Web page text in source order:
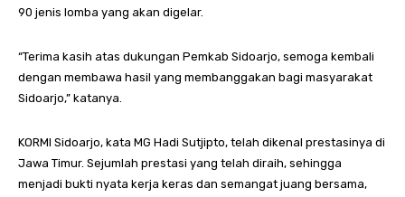
90 jenis lomba yang akan digelar.
“Terima kasih atas dukungan Pemkab Sidoarjo, semoga kembali
dengan membawa hasil yang membanggakan bagi masyarakat
Sidoarjo,” katanya.
KORMI Sidoarjo, kata MG Hadi Sutjipto, telah dikenal prestasinya di
Jawa Timur. Sejumlah prestasi yang telah diraih, sehingga
menjadi bukti nyata kerja keras dan semangat juang bersama,